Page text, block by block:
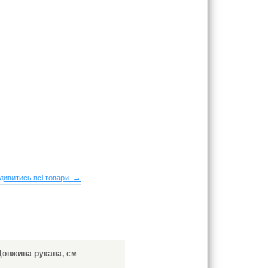
всі товари →
рукава, см